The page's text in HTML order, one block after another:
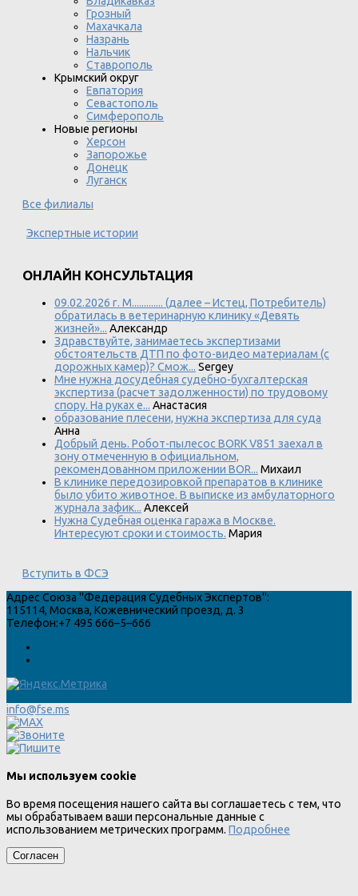
Грозный
Махачкала
Назрань
Нальчик
Ставрополь
Крымский округ
Евпатория
Севастополь
Симферополь
Новые регионы
Херсон
Запорожье
Донецк
Луганск
Все филиалы
Экспертные истории
ОНЛАЙН КОНСУЛЬТАЦИЯ
09.02.2026 г. М............. (далее – Истец, Потребитель)
обратилась в ветеринарную клинику «Девять
жизней»... Александр
Здравствуйте, занимаетесь экспертизами
обстоятельств ДТП по фото-видео материалам (с
дорожных камер)? Смож... Sergey
Мне нужна досудебная судебно-бухгалтерская
экспертиза (расчет задолженности) по трудовому
спору. На руках е... Анастасия
образование плесени, нужна экспертиза для суда
Анна
Добрый день. Робот-пылесос BORK V851 заехал в
зону отмеченную в официальном,
рекомендованном приложении BOR... Михаил
В клинике передозировкой препаратов в клинике
было убито животное. В выписке из амбулаторного
журнала зафик... Алексей
Нужна Судебная оценка гаража в Москве.
Интересуют сроки и стоимость. Мария
Вступить в ФСЭ
Адрес Союза "Федерация Судебных Экспертов":
115114, Москва, Кожевнический проезд, д. 3
Телефон:+7 495 666–5–666
info@fse.ms
Мы используем cookie
Во время посещения нашего сайта вы соглашаетесь с тем, что
мы обрабатываем ваши персональные данные с
использованием метрических программ. Подробнее
Согласен